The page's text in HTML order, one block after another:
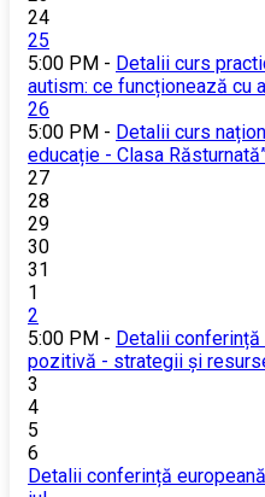
24
25
5:00 PM - Detalii curs
autism: ce funcționează cu
26
5:00 PM - Detalii curs
educație - Clasa
27
28
29
30
31
1
2
5:00 PM - Detalii conferință
pozitivă - strategii și
3
4
5
6
Detalii conferință